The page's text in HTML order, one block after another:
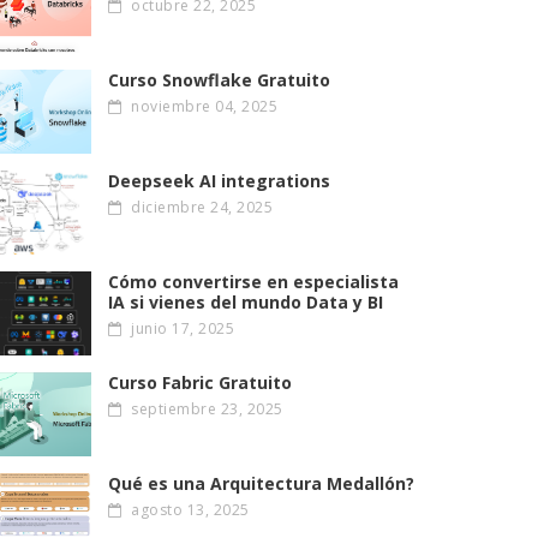
octubre 22, 2025
Curso Snowflake Gratuito
noviembre 04, 2025
Deepseek AI integrations
diciembre 24, 2025
Cómo convertirse en especialista
IA si vienes del mundo Data y BI
junio 17, 2025
Curso Fabric Gratuito
septiembre 23, 2025
Qué es una Arquitectura Medallón?
agosto 13, 2025